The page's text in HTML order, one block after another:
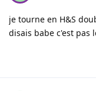
je tourne en H&S
disais babe c'est pas